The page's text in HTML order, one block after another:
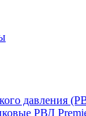
давления
РВД